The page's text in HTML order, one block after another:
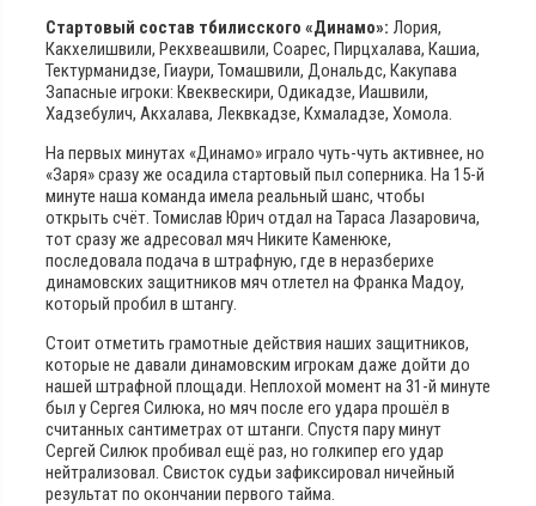
Стартовый состав тбилисского «Динамо»: Лория,
Какхелишвили, Рекхвеашвили, Соарес, Пирцхалава, Кашиа,
Тектурманидзе, Гиаури, Томашвили, Дональдс, Какупава
Запасные игроки: Квеквескири, Одикадзе, Иашвили,
Хадзебулич, Акхалава, Леквкадзе, Кхмаладзе, Хомола.
На первых минутах «Динамо» играло чуть-чуть активнее, но
«Заря» сразу же осадила стартовый пыл соперника. На 15-й
минуте наша команда имела реальный шанс, чтобы
открыть счёт. Томислав Юрич отдал на Тараса Лазаровича,
тот сразу же адресовал мяч Никите Каменюке,
последовала подача в штрафную, где в неразберихе
динамовских защитников мяч отлетел на Франка Мадоу,
который пробил в штангу.
Стоит отметить грамотные действия наших защитников,
которые не давали динамовским игрокам даже дойти до
нашей штрафной площади. Неплохой момент на 31-й минуте
был у Сергея Силюка, но мяч после его удара прошёл в
считанных сантиметрах от штанги. Спустя пару минут
Сергей Силюк пробивал ещё раз, но голкипер его удар
нейтрализовал. Свисток судьи зафиксировал ничейный
результат по окончании первого тайма.